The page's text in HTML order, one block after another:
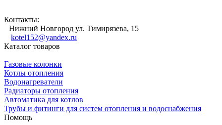
Контакты:
Нижний Новгород ул. Тимирязева, 15
kotel152@yandex.ru
Каталог товаров
Газовые колонки
Котлы отопления
Водонагреватели
Радиаторы отопления
Автоматика для котлов
Трубы и фитинги для систем отопления и водоснабжения
Помощь